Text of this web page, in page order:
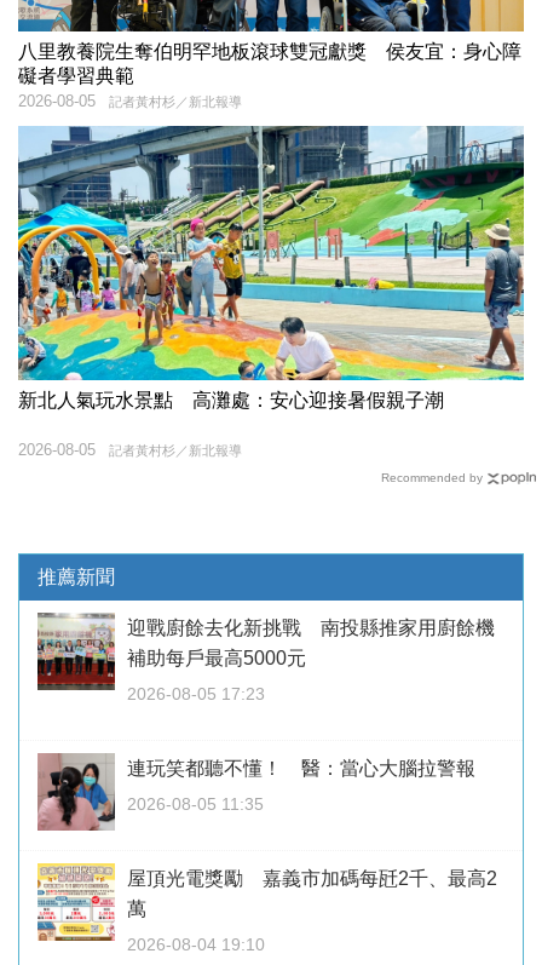
八里教養院生奪伯明罕地板滾球雙冠獻獎 侯友宜：身心障
礙者學習典範
記者黃村杉／新北報導
2026-08-05
新北人氣玩水景點 高灘處：安心迎接暑假親子潮
記者黃村杉／新北報導
2026-08-05
Recommended by
推薦新聞
迎戰廚餘去化新挑戰 南投縣推家用廚餘機
補助每戶最高5000元
2026-08-05 17:23
連玩笑都聽不懂！ 醫：當心大腦拉警報
2026-08-05 11:35
屋頂光電獎勵 嘉義市加碼每瓩2千、最高2
萬
2026-08-04 19:10